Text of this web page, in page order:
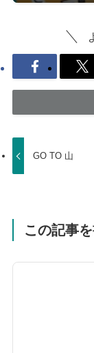
GO TO 山
この記事